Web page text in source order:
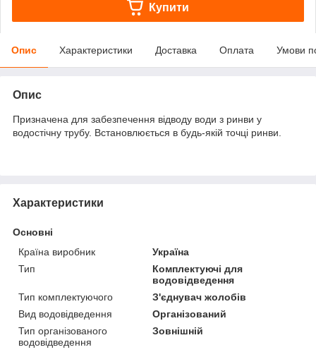
Купити
Опис Характеристики Доставка Оплата Умови
Опис
Призначена для забезпечення відводу води з ринви у
водостічну трубу. Встановлюється в будь-якій точці ринви.
Характеристики
Основні
Країна виробник
Україна
Тип
Комплектуючі для
водовідведення
Тип комплектуючого
З'єднувач жолобів
Вид водовідведення
Організований
Тип організованого
водовідведення
Зовнішній